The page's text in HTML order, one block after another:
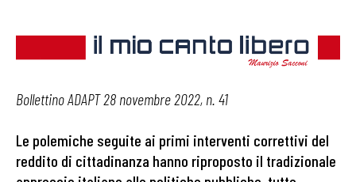
Bollettino ADAPT 28 novembre 2022, n. 41
Le polemiche seguite ai primi interventi correttivi del
reddito di cittadinanza hanno riproposto il tradizionale